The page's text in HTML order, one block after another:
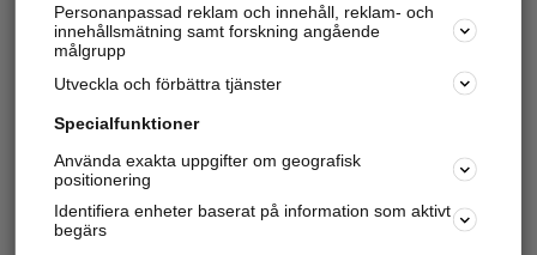
Personanpassad reklam och innehåll, reklam- och
innehållsmätning samt forskning angående
målgrupp
Utveckla och förbättra tjänster
Specialfunktioner
Använda exakta uppgifter om geografisk
positionering
Identifiera enheter baserat på information som aktivt
begärs